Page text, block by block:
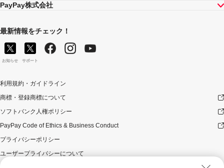
PayPay株式会社
最新情報をチェック！
お知らせ サポート
利用規約・ガイドライン
商標・登録商標について
ソフトバンク人権ポリシー
PayPay Code of Ethics & Business Conduct
プライバシーポリシー
ユーザープライバシーについて